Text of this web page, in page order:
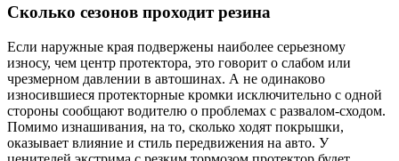
Сколько сезонов проходит резина
Если наружные края подвержены наиболее серьезному
износу, чем центр протектора, это говорит о слабом или
чрезмерном давлении в автошинах. А не одинаково
износившиеся протекторные кромки исключительно с одной
стороны сообщают водителю о проблемах с развалом-сходом.
Помимо изнашивания, на то, сколько ходят покрышки,
оказывает влияние и стиль передвижения на авто. У